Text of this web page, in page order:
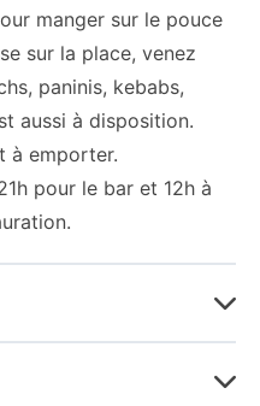
manger sur le pouce
sur la place, venez
paninis, kebabs,
aussi à disposition.
à emporter.
pour le bar et 12h à